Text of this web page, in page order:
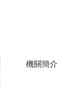
機關簡介